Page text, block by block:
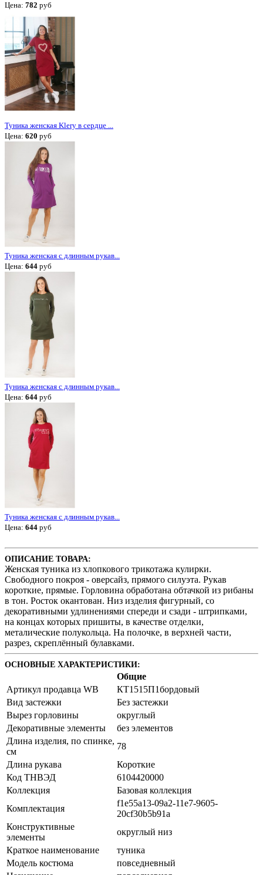
Цена: 782 руб
Туника женская Klery в сердце ...
Цена: 620 руб
Туника женская с длинным рукав...
Цена: 644 руб
Туника женская с длинным рукав...
Цена: 644 руб
Туника женская с длинным рукав...
Цена: 644 руб
ОПИСАНИЕ ТОВАРА:
Женская туника из хлопкового трикотажа кулирки.
Свободного покроя - оверсайз, прямого силуэта. Рукав
короткие, прямые. Горловина обработана обтачкой из рибаны
в тон. Росток окантован. Низ изделия фигурный, со
декоративными удлинениями спереди и сзади - штрипками,
на концах которых пришиты, в качестве отделки,
металические полукольца. На полочке, в верхней части,
разрез, скреплённый булавками.
ОСНОВНЫЕ ХАРАКТЕРИСТИКИ:
Общие
Артикул продавца WB
КТ1515П1бордовый
Вид застежки
Без застежки
Вырез горловины
округлый
Декоративные элементы
без элементов
Длина изделия, по спинке,
см
78
Длина рукава
Короткие
Код ТНВЭД
6104420000
Коллекция
Базовая коллекция
Комплектация
f1e55a13-09a2-11e7-9605-
20cf30b5b91a
Конструктивные
элементы
округлый низ
Краткое наименование
туника
Модель костюма
повседневный